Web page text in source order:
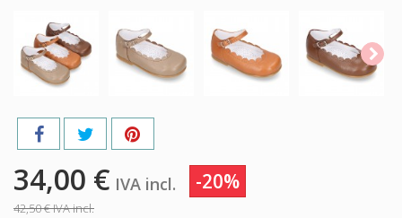
34,00 € IVA incl. -20%
42,50 €IVA incl.